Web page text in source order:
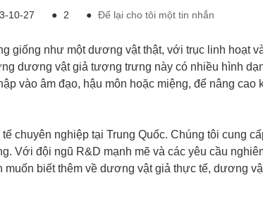
10-27 ● 2 ● Để lại cho tôi một tin nhắn
giống như một dương vật thật, với trục linh hoạt
dương vật giả tượng trưng này có nhiều hình
vào âm đạo, hậu môn hoặc miệng, để nâng cao
chuyên nghiệp tại Trung Quốc. Chúng tôi cung
Với đội ngũ R&D mạnh mẽ và các yêu cầu
biết thêm về dương vật giả thực tế, dương